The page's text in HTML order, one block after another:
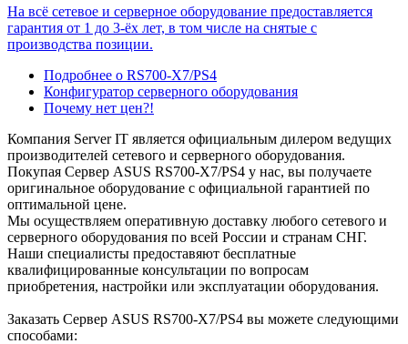
На всё сетевое и серверное оборудование предоставляется
гарантия от 1 до 3-ёх лет, в том числе на снятые с
производства позиции.
Подробнее о RS700-X7/PS4
Конфигуратор серверного оборудования
Почему нет цен?!
Компания Server IT является официальным дилером ведущих
производителей сетевого и серверного оборудования.
Покупая Сервер ASUS RS700-X7/PS4 у нас, вы получаете
оригинальное оборудование с официальной гарантией по
оптимальной цене.
Мы осуществляем оперативную доставку любого сетевого и
серверного оборудования по всей России и странам СНГ.
Наши специалисты предоставяют бесплатные
квалифицированные консультации по вопросам
приобретения, настройки или эксплуатации оборудования.
Заказать Сервер ASUS RS700-X7/PS4 вы можете следующими
способами: